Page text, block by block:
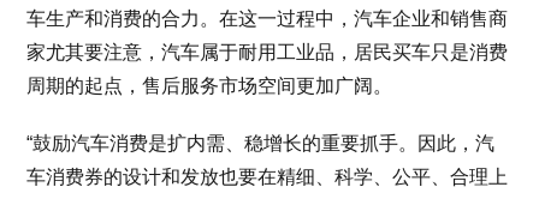
车生产和消费的合力。在这一过程中，汽车企业和销售商
家尤其要注意，汽车属于耐用工业品，居民买车只是消费
周期的起点，售后服务市场空间更加广阔。
“鼓励汽车消费是扩内需、稳增长的重要抓手。因此，汽
车消费券的设计和发放也要在精细、科学、公平、合理上